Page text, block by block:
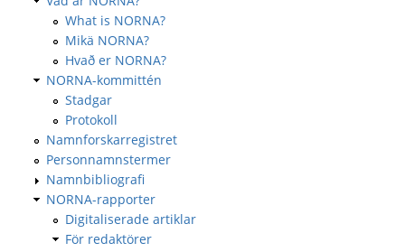
What is NORNA?
Mikä NORNA?
Hvað er NORNA?
NORNA-kommittén
Stadgar
Protokoll
Namnforskarregistret
Personnamnstermer
Namnbibliografi
NORNA-rapporter
Digitaliserade artiklar
För redaktörer